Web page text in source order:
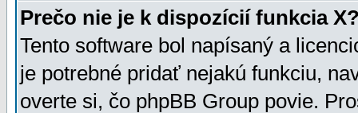
Prečo nie je k dispozícií funkcia
Tento software bol napísaný a
je potrebné pridať nejakú funkciu,
overte si, čo phpBB Group povie.